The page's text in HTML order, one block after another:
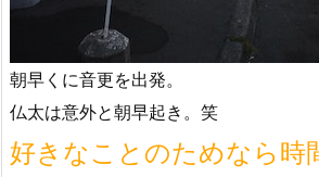
朝早くに音更を出発。
仏太は意外と朝早起き。笑
好きなことのためなら時